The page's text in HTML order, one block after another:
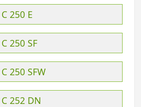
250 E
250 SF
250 SFW
252 DN